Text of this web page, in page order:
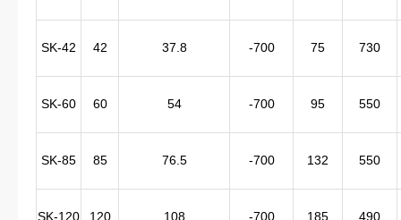
SK-42 42 37.8 -700 75 730
SK-60 60 54 -700 95 550
SK-85 85 76.5 -700 132 550
SK-120 120 108 -700 185 490